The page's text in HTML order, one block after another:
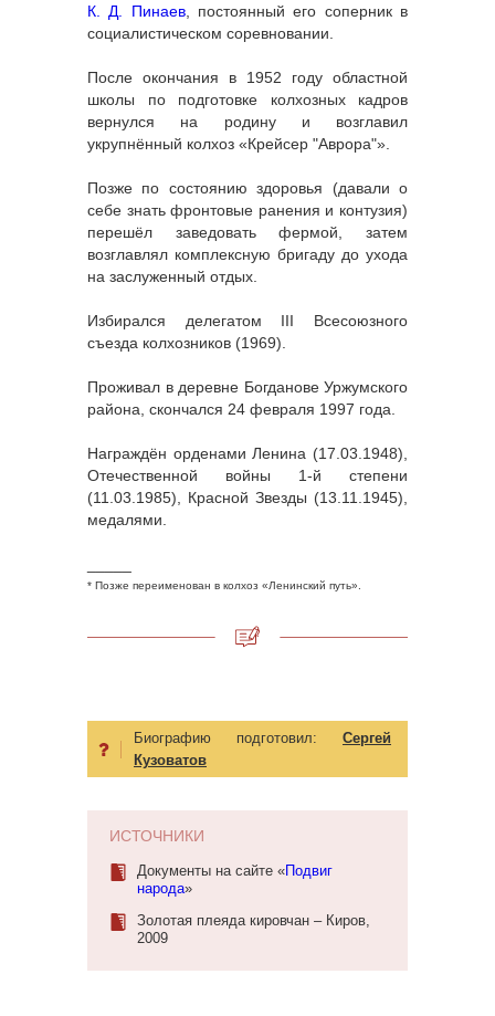
К. Д. Пинаев, постоянный его соперник в
социалистическом соревновании.
После окончания в 1952 году областной
школы по подготовке колхозных кадров
вернулся на родину и возглавил
укрупнённый колхоз «Крейсер "Аврора"».
Позже по состоянию здоровья (давали о
себе знать фронтовые ранения и контузия)
перешёл заведовать фермой, затем
возглавлял комплексную бригаду до ухода
на заслуженный отдых.
Избирался делегатом III Всесоюзного
съезда колхозников (1969).
Проживал в деревне Богданове Уржумского
района, скончался 24 февраля 1997 года.
Награждён орденами Ленина (17.03.1948),
Отечественной войны 1-й степени
(11.03.1985), Красной Звезды (13.11.1945),
медалями.
* Позже переименован в колхоз «Ленинский путь».
Биографию подготовил: Сергей
Кузоватов
ИСТОЧНИКИ
Документы на сайте «Подвиг
народа»
Золотая плеяда кировчан – Киров,
2009